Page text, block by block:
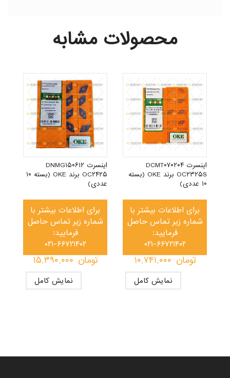
محصولات مشابه
اینسرت DNMG۱۵۰۶۱۲
OC۲۴۲۵ برند OKE (بسته ۱۰
عددی)
برای اطلاعات بیشتر با
شماره زیر تماس حاصل
فرمایید:
۰۲۱-۶۶۷۲۱۴۰۲
۱۵,۳۹۰,۰۰۰ تومان
نمایش کامل
اینسرت DCMT۰۷۰۲۰۴
OC۲۳۲۵S برند OKE (بسته
۱۰ عددی)
برای اطلاعات بیشتر با
شماره زیر تماس حاصل
فرمایید:
۰۲۱-۶۶۷۲۱۴۰۲
۱۰,۷۴۱,۰۰۰ تومان
نمایش کامل